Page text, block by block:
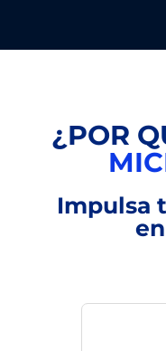
¿POR
Impulsa